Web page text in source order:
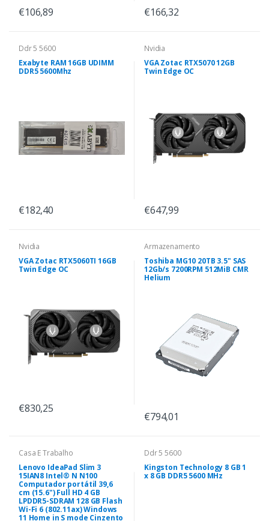
€106,89 €166,32
Ddr 5 5600
Exabyte RAM 16GB UDIMM
DDR5 5600Mhz
€182,40
Nvidia
VGA Zotac RTX5070 12GB
Twin Edge OC
€647,99
Nvidia
VGA Zotac RTX5060TI 16GB
Twin Edge OC
€830,25
Armazenamento
Toshiba MG10 20TB 3.5" SAS
12Gb/s 7200RPM 512MiB CMR
Helium
€794,01
Casa E Trabalho
Lenovo IdeaPad Slim 3
15IAN8 Intel® N N100
Computador portátil 39,6
cm (15.6") Full HD 4 GB
LPDDR5-SDRAM 128 GB Flash
Wi-Fi 6 (802.11ax) Windows
11 Home in S mode Cinzento
Ddr 5 5600
Kingston Technology 8 GB 1
x 8 GB DDR5 5600 MHz